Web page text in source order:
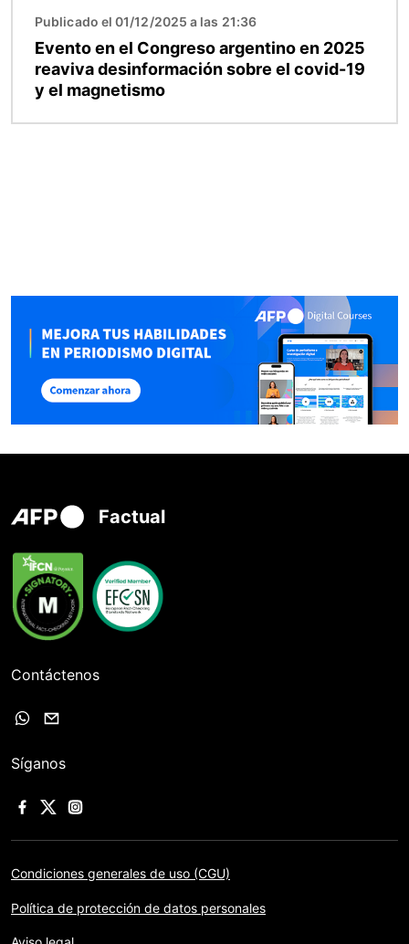
Publicado el 01/12/2025 a las 21:36
Evento en el Congreso argentino en 2025
reaviva desinformación sobre el covid-19
y el magnetismo
Factual
Contáctenos
Síganos
Condiciones generales de uso (CGU)
Política de protección de datos personales